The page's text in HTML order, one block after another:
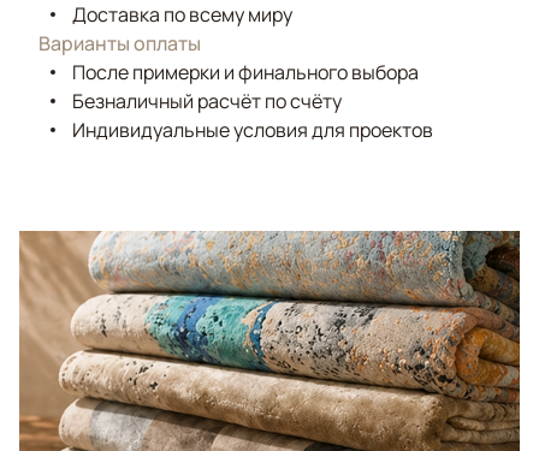
Доставка по всему миру
Варианты оплаты
После примерки и финального выбора
Безналичный расчёт по счёту
Индивидуальные условия для проектов